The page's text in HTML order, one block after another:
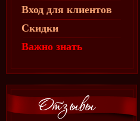
Вход для клиентов
Скидки
Важно знать